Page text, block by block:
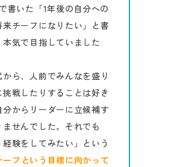
書いた「1年後の自分への
チーフになりたい」と書
気で目指していました
ら、人前でみんなを盛り
戦したりすることは好き
からリーダーに立候補す
せんでした。それでも
経験をしてみたい」という
ーフという目標に向かって